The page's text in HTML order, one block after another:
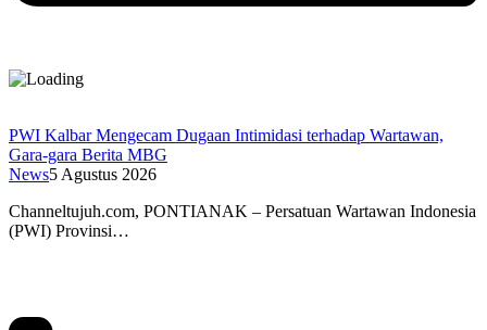
PWI Kalbar Mengecam Dugaan Intimidasi terhadap Wartawan,
Gara-gara Berita MBG
News5 Agustus 2026
Channeltujuh.com, PONTIANAK – Persatuan Wartawan Indonesia
(PWI) Provinsi…